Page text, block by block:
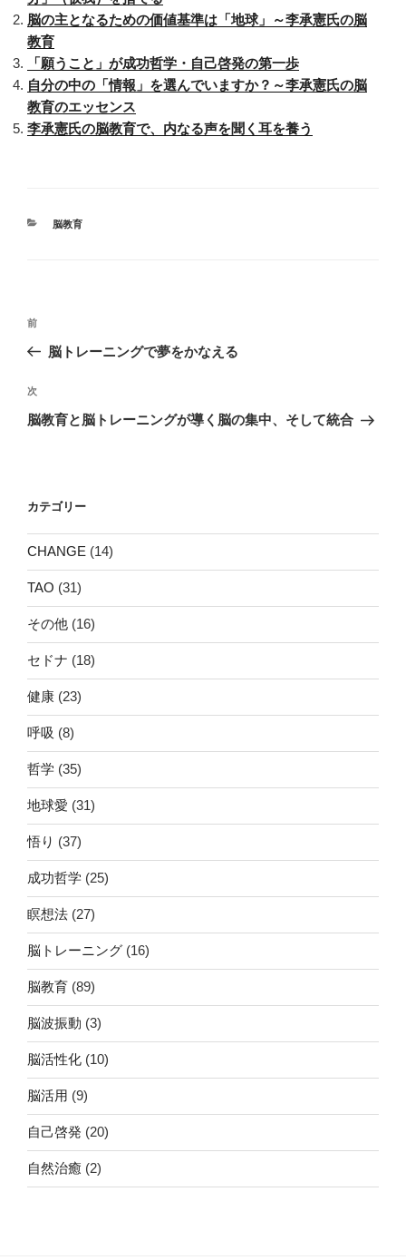
脳の主となるための価値基準は「地球」～李承憲氏の脳
教育
「願うこと」が成功哲学・自己啓発の第一歩
自分の中の「情報」を選んでいますか？～李承憲氏の脳
教育のエッセンス
李承憲氏の脳教育で、内なる声を聞く耳を養う
カ
脳教育
投
ビ
ゲ
ン
前
の
稿
前
脳トレーニングで夢をかなえる
次
の
次
脳教育と脳トレーニングが導く脳の集中、そして統合
カテゴリー
CHANGE (14)
TAO (31)
その他 (16)
セドナ (18)
健康 (23)
呼吸 (8)
哲学 (35)
地球愛 (31)
悟り (37)
成功哲学 (25)
瞑想法 (27)
脳トレーニング (16)
脳教育 (89)
脳波振動 (3)
脳活性化 (10)
脳活用 (9)
自己啓発 (20)
自然治癒 (2)